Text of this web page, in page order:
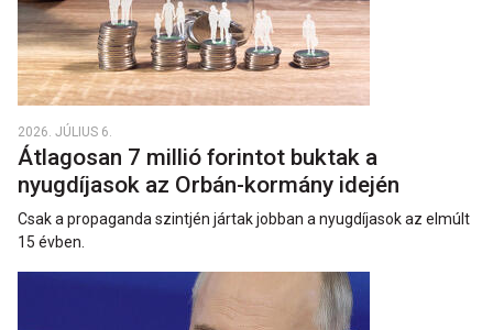
2026. JÚLIUS 6.
Átlagosan 7 millió forintot buktak a
nyugdíjasok az Orbán-kormány idején
Csak a propaganda szintjén jártak jobban a nyugdíjasok az elmúlt
15 évben.